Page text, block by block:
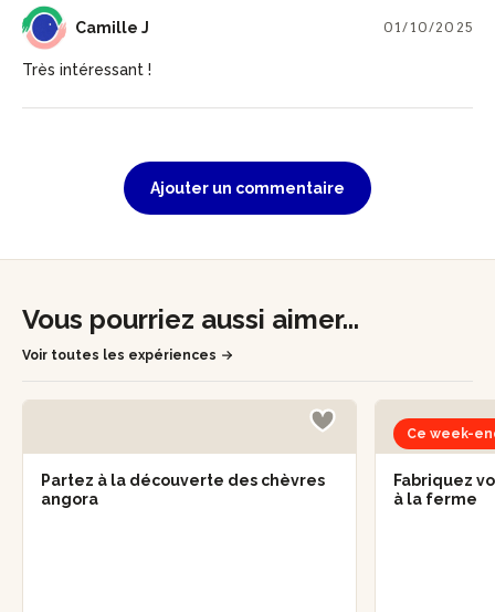
CJ Camille J 01/10/2025
Très intéressant !
Ajouter un commentaire
Vous pourriez aussi aimer...
Voir toutes les expériences
Partez à la découverte des chèvres
angora
Ce week-
Fabriquez
à la ferme